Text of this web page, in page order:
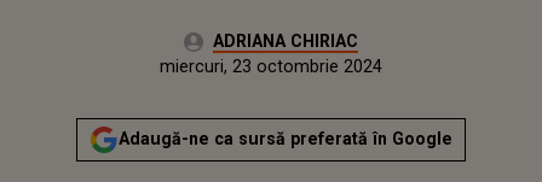
Autor:ADRIANA CHIRIAC
luni, 23 octombrie 2023Actualizat:
miercuri, 23 octombrie 2024
Adaugă-ne ca sursă preferată în Google